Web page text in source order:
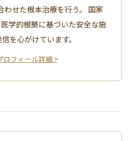
わせた根本治療を行う。 国家
学的根拠に基づいた安全な施
を心がけています。
ロフィール詳細 >